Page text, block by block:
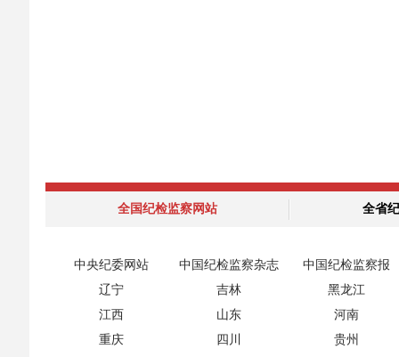
全国纪检监察网站 全省
中央纪委网站 中国纪检监察杂志
中国纪检监察报
辽宁
吉林
黑龙江
江西
山东
河南
重庆
四川
贵州